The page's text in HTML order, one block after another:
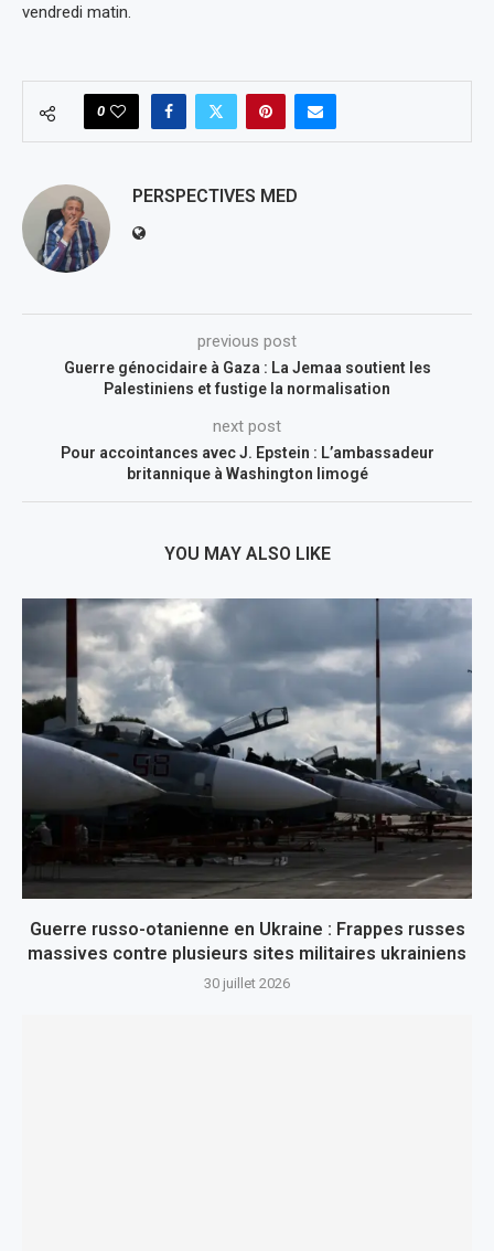
vendredi matin.
0
PERSPECTIVES MED
previous post
Guerre génocidaire à Gaza : La Jemaa soutient les
Palestiniens et fustige la normalisation
next post
Pour accointances avec J. Epstein : L’ambassadeur
britannique à Washington limogé
YOU MAY ALSO LIKE
Guerre russo-otanienne en Ukraine : Frappes russes
massives contre plusieurs sites militaires ukrainiens
30 juillet 2026